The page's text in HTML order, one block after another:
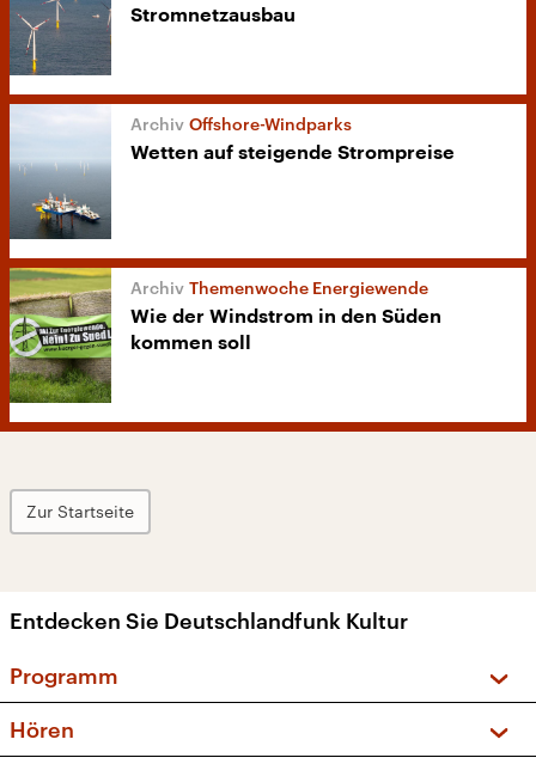
Stromnetzausbau
Offshore-Windparks
Wetten auf steigende Strompreise
Themenwoche Energiewende
Wie der Windstrom in den Süden
kommen soll
Zur Startseite
Entdecken Sie Deutschlandfunk Kultur
Programm
Sendungen und Podcasts
Hören